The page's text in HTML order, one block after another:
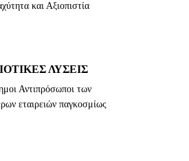
και Αξιοπιστία
ΛΎΣΕΙΣ
Αντιπρόσωποι των
εταιρειών παγκοσμίως